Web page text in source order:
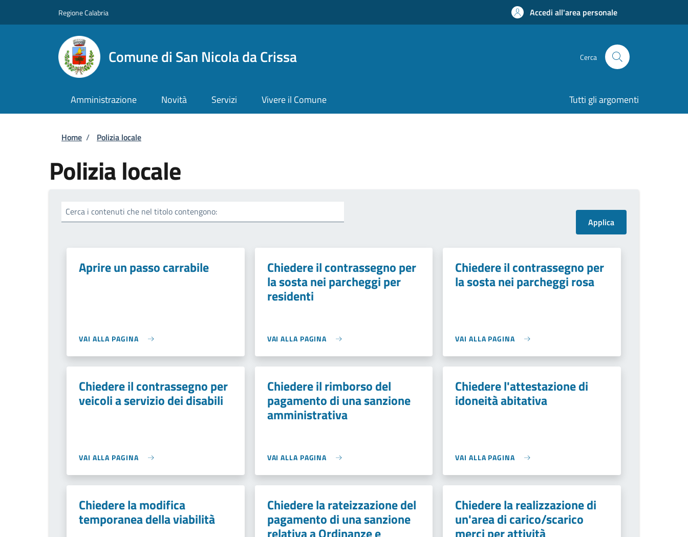
Regione Calabria Accedi all'area personale
Comune di San Nicola da Crissa Cerca
Amministrazione Novità Servizi Vivere il Comune Tutti gli argomenti
Briciole di pane
Home / Polizia locale
Polizia locale
Cerca i contenuti che nel titolo contengono:
Aprire un passo carrabile
VAI ALLA PAGINA
Chiedere il contrassegno per
la sosta nei parcheggi per
residenti
VAI ALLA PAGINA
Chiedere il contrassegno per
la sosta nei parcheggi rosa
VAI ALLA PAGINA
Chiedere il contrassegno per
veicoli a servizio dei disabili
VAI ALLA PAGINA
Chiedere il rimborso del
pagamento di una sanzione
amministrativa
VAI ALLA PAGINA
Chiedere l'attestazione di
idoneità abitativa
VAI ALLA PAGINA
Chiedere la modifica
temporanea della viabilità
Chiedere la rateizzazione del
pagamento di una sanzione
Chiedere la realizzazione di
un'area di carico/scarico